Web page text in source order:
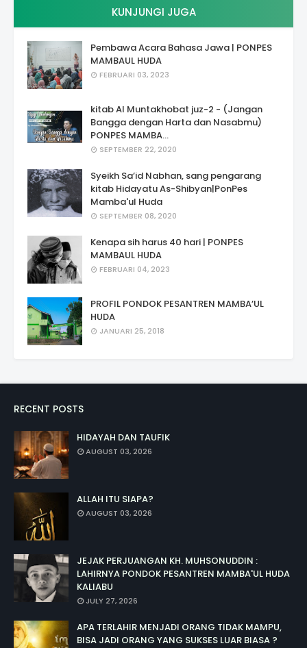
KUNJUNGI JUGA
Pembawa Acara Bahasa Jawa | PONPES
MAMBAUL HUDA
FEBRUARI 03, 2023
kitab Al Muntakhobat juz-2 - (Jangan
Bangga dengan Harta dan Nasabmu)
PONPES MAMBA...
SEPTEMBER 22, 2020
Syeikh Sa’id Nabhan, sang pengarang
kitab Hidayatu As-Shibyan|PonPes
Mamba'ul Huda
SEPTEMBER 08, 2020
Kenapa sih harus 40 hari | PONPES
MAMBAUL HUDA
FEBRUARI 04, 2023
PROFIL PONDOK PESANTREN MAMBA’UL
HUDA
JANUARI 25, 2018
RECENT POSTS
HIDAYAH DAN TAUFIK
AUGUST 03, 2026
ALLAH ITU SIAPA?
AUGUST 03, 2026
JEJAK PERJUANGAN KH. MUHSONUDDIN :
LAHIRNYA PONDOK PESANTREN MAMBA'UL HUDA
KALIABU
JULY 27, 2026
APA TERLAHIR MENJADI ORANG TIDAK MAMPU,
BISA JADI ORANG YANG SUKSES LUAR BIASA ?